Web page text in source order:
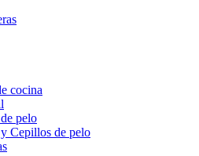
cocina
pelo
Cepillos de pelo